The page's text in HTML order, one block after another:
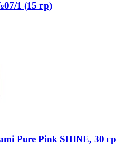
1 (15 гр)
Pure Pink SHINE, 30 гр